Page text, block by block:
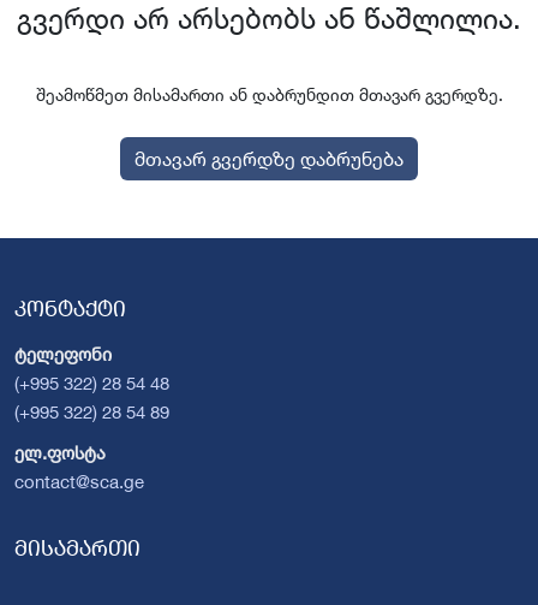
გვერდი არ არსებობს ან წაშლილია.
შეამოწმეთ მისამართი ან დაბრუნდით მთავარ გვერდზე.
მთავარ გვერდზე დაბრუნება
კონტაქტი
ტელეფონი
(+995 322) 28 54 48
(+995 322) 28 54 89
ელ.ფოსტა
contact@sca.ge
მისამართი